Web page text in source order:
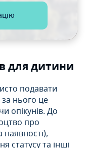
для дитини
подавати
за нього це
опікунів. До
про
статусу та інші